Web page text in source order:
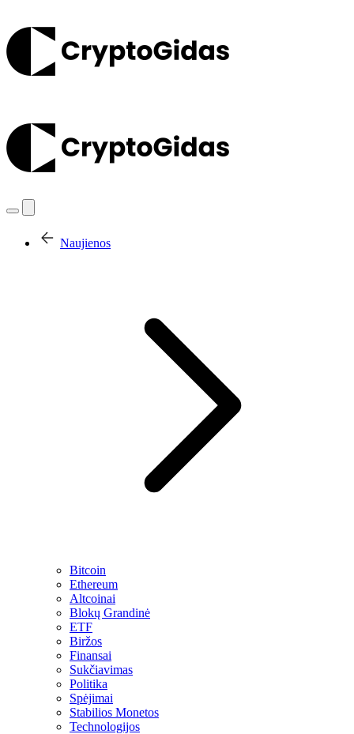
Naujienos
Bitcoin
Ethereum
Altcoinai
Blokų Grandinė
ETF
Biržos
Finansai
Sukčiavimas
Politika
Spėjimai
Stabilios Monetos
Technologijos